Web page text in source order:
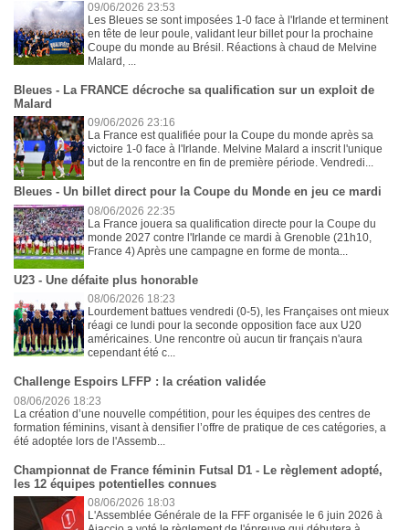
09/06/2026 23:53
Les Bleues se sont imposées 1-0 face à l'Irlande et terminent
en tête de leur poule, validant leur billet pour la prochaine
Coupe du monde au Brésil. Réactions à chaud de Melvine
Malard, ...
Bleues - La FRANCE décroche sa qualification sur un exploit de
Malard
09/06/2026 23:16
La France est qualifiée pour la Coupe du monde après sa
victoire 1-0 face à l'Irlande. Melvine Malard a inscrit l'unique
but de la rencontre en fin de première période. Vendredi...
Bleues - Un billet direct pour la Coupe du Monde en jeu ce mardi
08/06/2026 22:35
La France jouera sa qualification directe pour la Coupe du
monde 2027 contre l'Irlande ce mardi à Grenoble (21h10,
France 4) Après une campagne en forme de monta...
U23 - Une défaite plus honorable
08/06/2026 18:23
Lourdement battues vendredi (0-5), les Françaises ont mieux
réagi ce lundi pour la seconde opposition face aux U20
américaines. Une rencontre où aucun tir français n'aura
cependant été c...
Challenge Espoirs LFFP : la création validée
08/06/2026 18:23
La création d’une nouvelle compétition, pour les équipes des centres de
formation féminins, visant à densifier l’offre de pratique de ces catégories, a
été adoptée lors de l'Assemb...
Championnat de France féminin Futsal D1 - Le règlement adopté,
les 12 équipes potentielles connues
08/06/2026 18:03
L'Assemblée Générale de la FFF organisée le 6 juin 2026 à